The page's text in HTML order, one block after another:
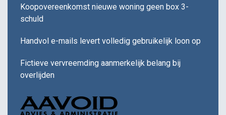
Koopovereenkomst nieuwe woning geen box 3-
schuld
Handvol e-mails levert volledig gebruikelijk loon op
Fictieve vervreemding aanmerkelijk belang bij
overlijden